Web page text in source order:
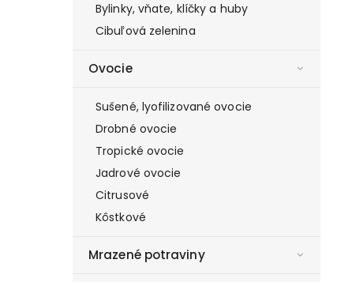
Bylinky, vňate, klíčky a huby
Cibuľová zelenina
Ovocie
Sušené, lyofilizované ovocie
Drobné ovocie
Tropické ovocie
Jadrové ovocie
Citrusové
Kôstkové
Mrazené potraviny